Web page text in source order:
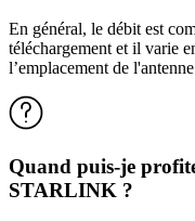
En général, le débit est
téléchargement et il varie
l’emplacement de
Quand puis-je
STARLINK ?